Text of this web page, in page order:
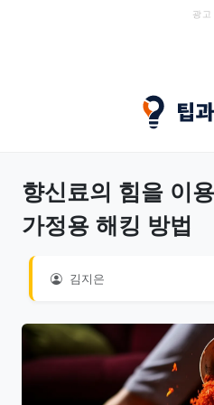
광고
향신료의 힘을 이
가정용 해킹 방법
김지은